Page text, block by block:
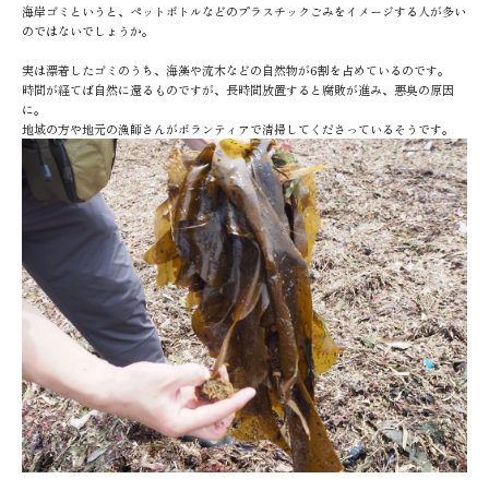
海岸ゴミというと、ペットボトルなどのプラスチックごみをイメージする人が多い
のではないでしょうか。
実は漂着したゴミのうち、海藻や流木などの自然物が6割を占めているのです。
時間が経てば自然に還るものですが、長時間放置すると腐敗が進み、悪臭の原因
に。
地域の方や地元の漁師さんがボランティアで清掃してくださっているそうです。